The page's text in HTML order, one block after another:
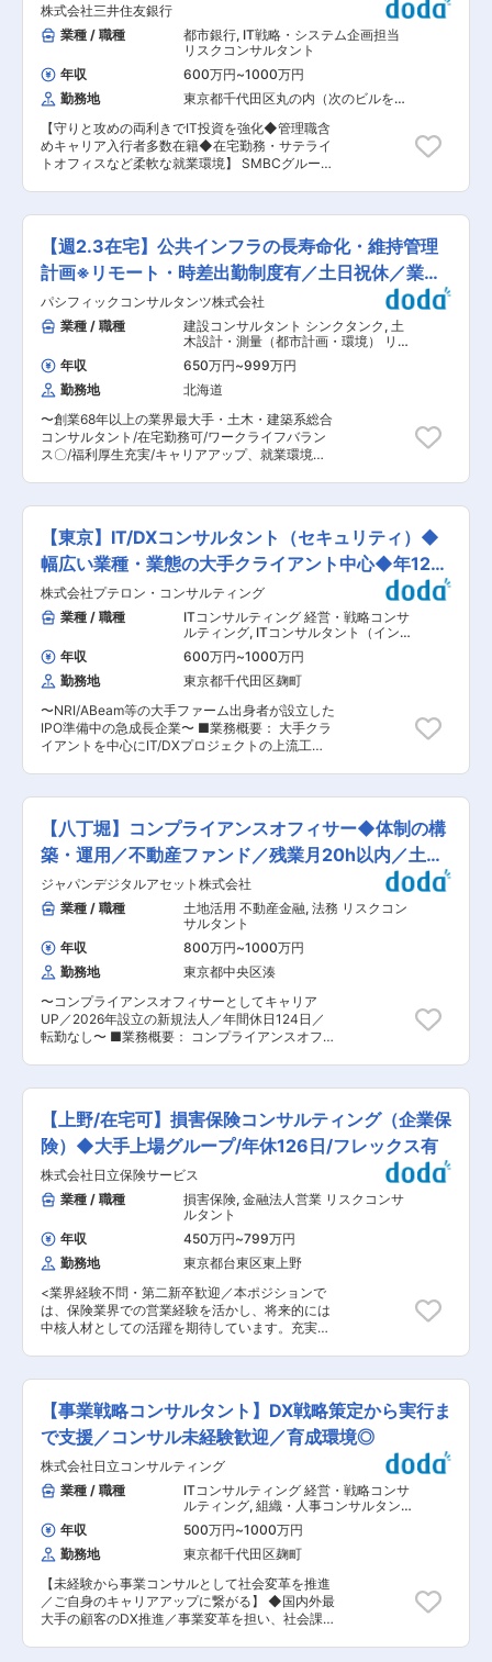
ーション政策策定?援 −政策策定支援全般
−研究公正・研究倫理、ELSI、科学技術と社会
−研究開発戦略・評価、研究データマネジメント
−パブリックエンゲージメント、科学コミュニ
ケーション 案件の詳細につきましてはご面談・ご
面接の中でもお伝えしますが、主に経済産業省や
文部科学省、国立研究開発法人日本医療研究開発
機構（AMED）等の公的機関のご支援をしており
ます。 ■やりがい 我々のチームでは持続可能な
ベーション政策や企業の研究開発戦略などをテー
マに、政策立案・戦略構築支援から事業支援まで
や科学と社会の交錯領域における多分野・多セク
ターの連携・融合に専門性を活かし、倫理的・長
期的な視点を持って社会的な波及効果を最大化す
ることに貢献します。 変更の範囲：会社の定める
業務
（他社の下請けの立場ではありません）。 ■本ポ
ジションの魅力： ◎フィッシングを始め、様々な
詐欺による不正送金被害の対策など金融犯罪対策
全般を対象としており、独自の調査・分析や外部
組織・団体との連携によって最新の対策等を蓄積
し、外部向けの情報発信を行います。 ◎コンサル
ティングやAIゼロフラウドの推進においては、金
融機関を中心としたお客様と会話する機会も多
く、お客様との関係を構築することができます。
◎銀行出身のメンバーが多く在籍しており、ユー
ザである金融機関の視点による物事の捉え方や考
化していますが、「金融犯罪被害ゼロ」に向けた
活動を通じて社会貢献を実感することができま
す。 ■部門について： 私達「金融犯罪対策セン
ター」は、国内の金融犯罪被害をゼロにしたいと
の強い思いにより、2021年の設立以降、様々な活
動を行っています。 ・金融機関のインターネット
バンキングのセキュリティ対策等に対するコンサ
ルティング ・金融犯罪被害を未然に防ぐためのソ
リューションの提案・導入支援 （特に、近年増加
している金融犯罪の対策として、AIを活用した不
正検知ソリューション”AIゼロフラウド”を自社開
発しており、銀行を中心とした金融機関からも強
い興味・関心を頂いています） ・金融犯罪対策の
の対策情報等の収集 ・外部向け情報発信 ■部署
の組織体制： センター長１名、20代〜50代のメ
卒：6名です。 変更の範囲：会社の定める業務
（ただし出向を命じることがあり、その場合は出
向先の定める業務）
宅勤務可
株式会社三井住友銀行
業種 / 職種
都市銀行, IT戦略・システム企画担当
リスクコンサルタント
年収
600万円~1000万円
勤務地
東京都千代田区丸の内（次のビルを除
【守りと攻めの両利きでIT投資を強化◆管理職含
めキャリア入行者多数在籍◆在宅勤務・サテライ
トオフィスなど柔軟な就業環境】 SMBCグループ
っています。世界全体での潮流を上回る速度でデ
ジタル化を進めるにあたり、サイバー攻撃や障害
といったシステムにかかるリスクはこれまで以上
に高まっています。このような状況下、メガバン
クを抱える日本最大級の総合金融グループとして
日本を含む世界経済のインフラを支えるSMBCグ
ループのシステムには、最高水準の信頼性・可用
性・耐障害性等が求められています。また、G-
SIFIs（グローバルなシステム上重要な金融機関）
に指定される中、国際的な金融システムの安定に
も貢献する使命があります。当求人では、その使
命を果たすためにともに挑戦していただける方を
募集しています。 ■業務内容、案件例 具体的に
は以下の業務を担当いただきます。【変更の範
囲：当行の定める業務】 ・システムリスク管理の
高度化に向けた戦略企画・推進・管理 ・システム
SMBCグループにおけるシステムリスク管理業務
は社会インフラを支える重要な業務です。 社会的
責任の大きな領域で新しい挑戦を行いたい方のご
応募をお待ちしております。 ■想定されるキャリ
アパス： 将来的にはシステム統括部内でのマネジ
メント職や海外拠点含むSMBCグループ内他部署
での企画関連の業務、トッププレイヤーを目指し
て専門性を磨く等のキャリアが展望できます ■魅
力： ・年齢に関わらず、若手にも裁量権を与え、
個々人の成長を重視します ・仕事を進める上での
動きやすい体制面を踏まえ、効率性を重視します
・テレワークの活用、完全フリーアドレスを採用
し、柔軟な働き方が可能です
【週2.3在宅】公共インフラの長寿命化・維持管理
計画※リモート・時差出勤制度有／土日祝休／業界
最大手
パシフィックコンサルタンツ株式会社
業種 / 職種
建設コンサルタント シンクタンク , 土
木設計・測量（都市計画・環境） リス
クコンサルタント
年収 650万円~999万円
勤務地
北海道
〜創業68年以上の業界最大手・土木・建築系総合
コンサルタント/在宅勤務可/ワークライフバラン
ス〇/福利厚生充実/キャリアアップ、就業環境改
にて、社会インフラ全般を対象にアセットマネジ
メント業務全般に携わっていただきます。 ■業務
詳細 ・インフラ長寿命化・維持管理計画の作成 └
道路、橋梁、トンネル、河川、港湾などの長寿命
化計画・維持管理方針の策定 ・管理戦略・マネジ
メント手法の構築 └ 点検・診断・補修などのプロ
セス最適化、維持管理PDCAの仕組みづくり ・要
素技術の検討 └ 管理水準の設定、劣化予測モデル
の作成、健全度評価手法の検討・高度化 ・データ
ベース・分析ツールの開発 └ 維持管理データベー
スの構築、インフラ点検・評価の分析ツール設
計・開発 ■働く環境： （1）長期的に働き続けら
れる環境 働きがいを感じながら、能力を100％発
揮し成果をあげることができるよう、多様な働き
方の推進・定着を強化。 （2）在宅勤務可（週に
2〜3回程度） 在宅勤務、サテライトオフィスの
オフィスへの出社、テレワークを問わず、時差出
勤制度を取り入れています。社員は、始業時刻を
5:00〜11:00の間で選択できます。 （4）ワーク
ライフバランス 毎週水曜日はノー残業デーです。
同業他社にも働きかけを行い、年に2回の業界一
斉ノー残業デーも主導しています。 ■企業魅力
国内外に貢献する業界シェアトップクラスの「技
術・知識集団」であり、68年以上の歴史を有する
土木・建築系総合コンサルタント業界のリーディ
ングカンパニー。 都市・地域計画、環境、道路、
鉄道、河川、上下水道、港湾、空港、建築、福
祉、情報、PFI、NPM、防災等の社会資本整備、
維持管理に、卓越した技術と柔軟な頭脳をもって
に携わってきました。 変更の範囲：本文参照
【東京】IT/DXコンサルタント（セキュリティ）◆
幅広い業種・業態の大手クライアント中心◆年125
休
株式会社プテロン・コンサルティング
業種 / 職種
ITコンサルティング 経営・戦略コンサ
ルティング, ITコンサルタント（インフ
ラ） リスクコンサルタント
年収 600万円~1000万円
勤務地
東京都千代田区麹町
〜NRI/ABeam等の大手ファーム出身者が設立した
IPO準備中の急成長企業〜 ■業務概要： 大手クラ
イアントを中心にIT/DXプロジェクトの上流工程
務内容： ・クライアントの本質的な課題解決に向
けた提案活動 ・プロジェクトマネジメント ・ス
テークホルダーコミュニケーション ■ポジション
魅力： ・ワンプール制のため幅広い業種/業態の
クライアントに携わることが可能 ・役職/役割に
捉われない裁量の大きい挑戦が可能 ・デリバリー
だけではなく会社作りにも携わることが可能 ■プ
ロジェクト事例： ◇業務改革（BPR）／業務可視
化／DX推進 └不動産業界：入退室管理システム
更改PJにおける構想策定からRFP作成/ベンダー
選定/要件定義までの一貫したユーザー側PMO支
援 ◇IT戦略策定 └SIer：全社マーケティング組織
立ち上げを背景とした、CRM/MA/SFA導入を含
む約2,000人月のマーケティング基盤構築プロジ
ェクトのPMO支援 ◇システム計画／要件定義支
援 └物流業界：WMS標準化に向けたグランドデ
メント） └海運業界：SAP S/4HANAへの大規模
基幹システムリプレースPJにおける、多様なステ
ークホルダーを横断した進捗/課題/リスク管理の
PMO支援 ◇AI／自動化（RPA等）／メタバース
導入支援 └通信業界：メタバースを活用した次世
代コミュニケーション基盤のR&D/事業実装PJに
おける、開発体制立て直しフェーズからのPMO支
援 ◇クラウド導入／クラウド移行支援 └金融業
界：DX推進を背景としたID基盤開発PJにて、複
数スクラムを横断する全体PMOとして体制構築/
品質管理/PM代行を担当 ◇セキュリティ／リスク
管理 └海運業界：Microsoft 365 E5（EDR）のグ
ループ展開PJにおいて、主幹部門/子会社/導入ベ
囲：会社の定める業務
【八丁堀】コンプライアンスオフィサー◆体制の構
築・運用／不動産ファンド／残業月20h以内／土日
祝休
ジャパンデジタルアセット株式会社
業種 / 職種
土地活用 不動産金融, 法務 リスクコン
サルタント
年収
800万円~1000万円
勤務地
東京都中央区湊
〜コンプライアンスオフィサーとしてキャリア
UP／2026年設立の新規法人／年間休日124日／
転勤なし〜 ■業務概要： コンプライアンスオフ
体のリスクマネジメント業務等を行っていただき
ます。 ※責任者としてコンプライアンス体制の構
築・運用をお任せいたします。 ■業務詳細： ◇
金融商品取引法等に基づく法令遵守指導に関する
業務 ◇ファンド組成に関わる契約書等のリーガル
チェック ◇不動産の開発、売買、賃貸、管理、そ
の他の事業に係るリスク管理業務 ◇当局（金融庁
／国土交通省／関東財務局）への届出・報告業務
◇社内規程等の整備業務 ■配属先について： コ
ンプライアンス部 ■求人魅力： ◎三田証券の不動
産証券化事業部を切り出して設立された新会社
で、立ち上げフェーズのコンプラ体制構築に関わ
れます。 ◎投資運用業ライセンス取得に向けた準
備〜運用フェーズまで、幅広く関与できます。 ■
当社の事業内容： ◇不動産ファンドの組成、運用
・金融商品取引法に規定する投資運用業 ・金融商
囲：会社の定める業務
【上野/在宅可】損害保険コンサルティング（企業保
険）◆大手上場グループ/年休126日/フレックス有
株式会社日立保険サービス
業種 / 職種
損害保険, 金融法人営業 リスクコンサ
ルタント
年収
450万円~799万円
勤務地
東京都台東区東上野
<業界経験不問・第二新卒歓迎／本ポジションで
は、保険業界での営業経験を活かし、将来的には
中核人材としての活躍を期待しています。充実し
じた損害保険の提案から導入、その後のフォロー
までを担うポジションです。日立グループ内外の
法人顧客に対し、コンサルティブな営業スタイル
で保険提案を行っていただきます。 ■職務内容：
企業の経営活動におけるさまざまなリスクを分析
し、最適な保険プログラムを構築・提案します。
既存顧客のフォローが中心です。 <主な職務内容
> ・法人顧客への損害保険の提案営業 ・顧客の事
業内容・リスク状況を踏まえた保険設計・見積対
応 ・保険会社との条件交渉・調整 ・保険契約の
更改対応、事故発生時のフォローアップ ・チーム
での大型案件対応（主な業界：製造、物流、イン
フラ等） ※新規アプローチ先はチーム内でターゲ
ット先を選定し、戦略的にアプローチを行いま
す。 ■研修体制 ・若手層の中途入社者について
は、損害保険業界未経験でも段階的に業務習得で
【事業戦略コンサルタント】DX戦略策定から実行ま
で支援／コンサル未経験歓迎／育成環境◎
株式会社日立コンサルティング
業種 / 職種
ITコンサルティング 経営・戦略コンサ
ルティング, 組織・人事コンサルタント
リスクコンサルタント
年収 500万円~1000万円
勤務地
東京都千代田区麹町
【未経験から事業コンサルとして社会変革を推進
／ご自身のキャリアアップに繋がる】 ◆国内外最
大手の顧客のDX推進／事業変革を担い、社会課